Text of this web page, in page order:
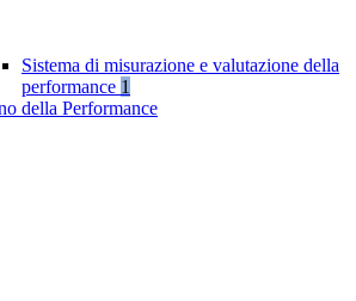
Sistema di misurazione e valutazione della
performance 1
della Performance